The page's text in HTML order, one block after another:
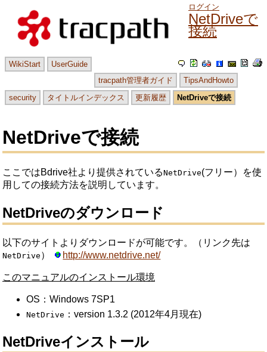
ログイン
NetDriveで
接続
WikiStart
UserGuide
tracpath管理者ガイド
TipsAndHowto
security
タイトルインデックス 更新履歴 NetDriveで接続
NetDriveで接続
ここではBdrive社より提供されているNetDrive(フリー）を使
用しての接続方法を説明しています。
NetDriveのダウンロード
以下のサイトよりダウンロードが可能です。（リンク先は
NetDrive ） http://www.netdrive.net/
このマニュアルのインストール環境
OS：Windows 7SP1
NetDrive ：version 1.3.2 (2012年4月現在)
NetDriveインストール